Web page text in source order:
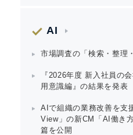
AI
市場調査の「検索・整理
『2026年度 新入社員の
用意識編』の結果を発表
AIで組織の業務改善を支
View」の新CM「AI働き
篇を公開